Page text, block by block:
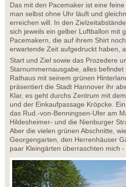
Das mit den Pacemaker ist eine
man selbst ohne Uhr läuft und
erreichen will. In den
sich jeweils ein gelber Luftballon mit
Pacemakern, die auf ihrem Shirt
erwartende Zeit aufgedruckt haben,
Start und Ziel sowie das Prozedere
Starnummernausgabe, alles
Rathaus mit seinem grünen
präsentiert die Stadt Hannover ihr
Klar, es geht durchs Zentrum mit
und der Einkaufpassage Kröpcke.
das Rud.-von-Benningsen-Ufer am
Hildesheimer- und die Nienburger
Aber die vielen grünen Abschnitte,
Georgengarten, den Herrenhäuser
paar Kleingärten überraschten mich -